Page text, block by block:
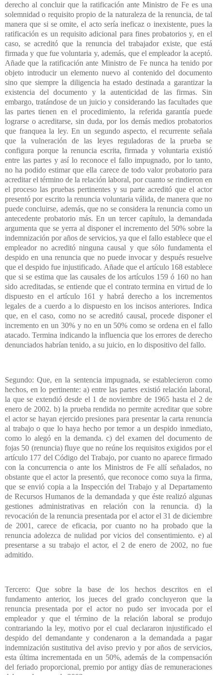
derecho al concluir que la ratificación ante Ministro de Fe es una
solemnidad o requisito propio de la naturaleza de la renuncia, de tal
manera que si se omite, el acto sería ineficaz o inexistente, pues la
ratificación es un requisito adicional para fines probatorios y, en el
caso, se acreditó que la renuncia del trabajador existe, que está
firmada y que fue voluntaria y, además, que el empleador la aceptó.
Añade que la ratificación ante Ministro de Fe nunca ha tenido por
objeto introducir un elemento nuevo al contenido del documento
sino que siempre la diligencia ha estado destinada a garantizar la
existencia del documento y la autenticidad de las firmas. Sin
embargo, tratándose de un juicio y considerando las facultades que
las partes tienen en el procedimiento, la referida garantía puede
lograrse o acreditarse, sin duda, por los demás medios probatorios
que franquea la ley. En un segundo aspecto, el recurrente señala
que la vulneración de las leyes reguladoras de la prueba se
configura porque la renuncia escrita, firmada y voluntaria existió
entre las partes y así lo reconoce el fallo impugnado, por lo tanto,
no ha podido estimar que ella carece de todo valor probatorio para
acreditar el término de la relación laboral, por cuanto se rindieron en
el proceso las pruebas pertinentes y su parte acreditó que el actor
presentó por escrito la renuncia voluntaria válida, de manera que no
puede concluirse, además, que no se considera la renuncia como un
antecedente probatorio más. En un tercer capítulo, la demandada
argumenta que se yerra al disponer el incremento del 50% sobre la
indemnización por años de servicios, ya que el fallo establece que el
empleador no acreditó ninguna causal y que sólo fundamenta el
despido en una renuncia que no puede invocar y después resuelve
que el despido fue injustificado. Añade que el artículo 168 establece
que si se estima que las causales de los artículos 159 ó 160 no han
sido acreditadas, se entiende que el contrato termina en virtud de lo
dispuesto en el artículo 161 y habrá derecho a los incrementos
legales de a cuerdo a lo dispuesto en los incisos anteriores. Indica
que, en el caso, como no se acreditó causal, procede disponer el
incremento en un 30% y no en un 50% como se ordena en el fallo
atacado. Termina indicando la influencia que los errores de derecho
denunciados habrían tenido, a su juicio, en lo dispositivo del fallo.
Segundo: Que, en la sentencia impugnada, se establecieron como
hechos, en lo pertinente: a) entre las partes existió relación laboral,
la que se extendió desde el 1 de noviembre de 1965 hasta el 2 de
enero de 2002. b) la prueba rendida no permite acreditar que sobre
el actor se hayan ejercido presiones para presentar la carta renuncia
al trabajo o que lo haya hecho por temor a un despido inmediato,
como lo alegó en la demanda. c) del examen del documento de
fojas 50 (renuncia) fluye que no reúne los requisitos exigidos por el
artículo 177 del Código del Trabajo, por cuanto no aparece firmado
con la concurrencia o ante los Ministros de Fe allí señalados, no
obstante que el actor la presentó, que reconoce como suya la firma,
que se envió copia a la Inspección del Trabajo y al Departamento
de Recursos Humanos de la demandada y que éste realizó algunas
gestiones administrativas en relación con la renuncia. d) la
revocación de la renuncia presentada por el actor el 31 de diciembre
de 2001, carece de eficacia, por cuanto no ha probado que la
renuncia adolezca de nulidad por vicios del consentimiento. e) al
presentarse a su trabajo el actor, el 2 de enero de 2002, no fue
admitido.
Tercero: Que sobre la base de los hechos descritos en el
fundamento anterior, los jueces del grado concluyeron que la
renuncia presentada por el actor no pudo ser invocada por el
empleador y que el término de la relación laboral se produjo
contrariando la ley, motivo por el cual declararon injustificado el
despido del demandante y condenaron a la demandada a pagar
indemnización sustitutiva del aviso previo y por años de servicios,
esta última incrementada en un 50%, además de la compensación
del feriado proporcional, premio por antigy días de remuneraciones